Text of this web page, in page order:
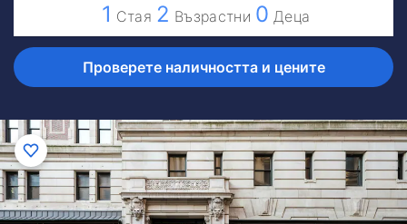
1 Стая 2 Възрастни 0 Деца
Проверете наличността и цените